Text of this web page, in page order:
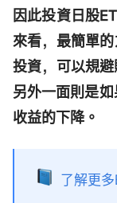
因此投資日股
來看，最簡單
投資，可以規避
另外一面則是
收益的下降。
了解更